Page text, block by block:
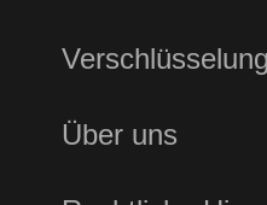
Verschlüsselung
Über uns